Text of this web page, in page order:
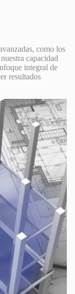
como los
capacidad
integral de
resultados